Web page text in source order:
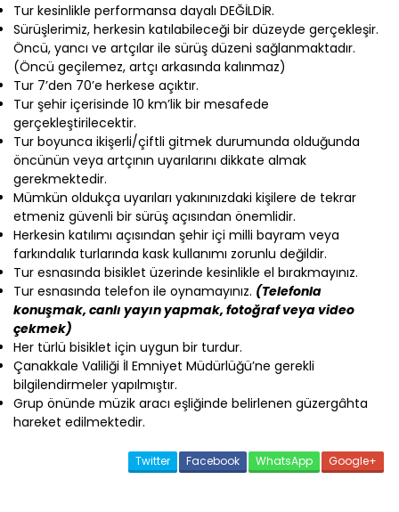
Tur kesinlikle performansa dayalı DEĞİLDİR.
Sürüşlerimiz, herkesin katılabileceği bir düzeyde gerçekleşir.
Öncü, yancı ve artçılar ile sürüş düzeni sağlanmaktadır.
(Öncü geçilemez, artçı arkasında kalınmaz)
Tur 7’den 70’e herkese açıktır.
Tur şehir içerisinde 10 km’lik bir mesafede
gerçekleştirilecektir.
Tur boyunca ikişerli/çiftli gitmek durumunda olduğunda
öncünün veya artçının uyarılarını dikkate almak
gerekmektedir.
Mümkün oldukça uyarıları yakınınızdaki kişilere de tekrar
etmeniz güvenli bir sürüş açısından önemlidir.
Herkesin katılımı açısından şehir içi milli bayram veya
farkındalık turlarında kask kullanımı zorunlu değildir.
Tur esnasında bisiklet üzerinde kesinlikle el bırakmayınız.
Tur esnasında telefon ile oynamayınız. (Telefonla
konuşmak, canlı yayın yapmak, fotoğraf veya video
çekmek)
Her türlü bisiklet için uygun bir turdur.
Çanakkale Valiliği İl Emniyet Müdürlüğü’ne gerekli
bilgilendirmeler yapılmıştır.
Grup önünde müzik aracı eşliğinde belirlenen güzergâhta
hareket edilmektedir.
Twitter Facebook WhatsApp Google+